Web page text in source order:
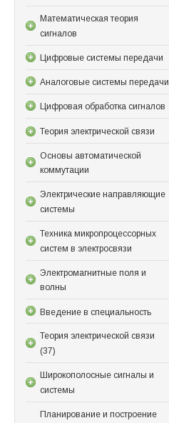
Математическая теория
сигналов
Цифровые системы передачи
Аналоговые системы передачи
Цифровая обработка сигналов
Теория электрической связи
Основы автоматической
коммутации
Электрические направляющие
системы
Техника микропроцессорных
систем в электросвязи
Электромагнитные поля и
волны
Введение в специальность
Теория электрической связи
(37)
Широкополосные сигналы и
системы
Планирование и построение